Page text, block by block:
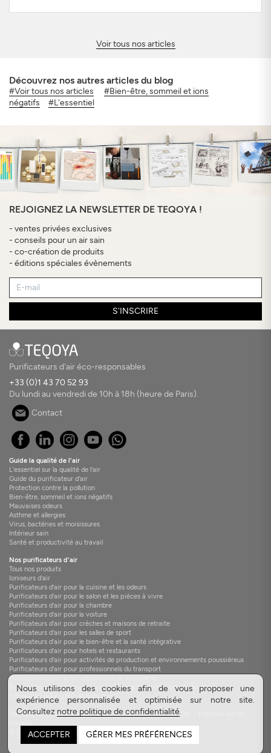
Nous utilisons des cookies afin de vous proposer une
expérience personnalisée et optimisée sur notre site.
Consultez notre politique de confidentialité.
ACCEPTER GÉRER MES PRÉFÉRENCES
Voir tous nos articles
Découvrez nos autres articles du blog
#Voir tous nos articles
#Bien-être, sommeil et ions
négatifs
#L'essentiel
REJOIGNEZ LA NEWSLETTER DE TEQOYA !
- ventes privées exclusives
- conseils pour un air sain
- co-création de produits
- éditions spéciales évènements
S'INSCRIRE
Purificateurs d'air éco-responsables
+33 (0)1 43 70 52 93
Du lundi au vendredi de 10h à 18h (heure de Paris).
Contact
Guide la qualité de l'air
L'essentiel sur la qualité de l'air
Guide du purificateur d'air
Protection contre la pollution
Bien-être, sommeil et ions négatifs
Mauvaises odeurs
Asthme et allergies
Virus, bactéries et moisissures
Intérieur sain
Santé et productivité au travail
Nos purificateurs d'air
Tous nos produits
Ioniseurs d'air
Purificateurs d'air pour la cuisine et les odeurs
Purificateurs d'air pour le salon et les pièces à vivre
Purificateurs d'air pour la chambre
Purificateurs d'air pour la voiture
Purificateurs d'air pour crèches et maisons de retraite
Purificateurs d'air pour les salles de sport
Purificateurs d'air pour le bien-être et la santé intégrative
Purificateurs d'air pour hotels et restaurants
Purificateurs d'air pour activités de production et environnements poussiéreux
Purificateurs d'air pour professionnels du transport
Purificateurs d'air pour vétérinaires et animaleries
Purificateurs d'air pour cabinets médicaux et professionnels de santé
Filtres à air pour VMC de bâtiment
Politique de confidentialité-Brochure produit-Plan du site
© 2015-2026 TEQOYA